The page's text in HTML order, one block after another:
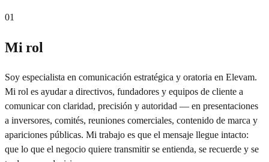
01
Mi rol
Soy especialista en comunicación estratégica y oratoria en Elevam.
Mi rol es ayudar a directivos, fundadores y equipos de cliente a
comunicar con claridad, precisión y autoridad — en presentaciones
a inversores, comités, reuniones comerciales, contenido de marca y
apariciones públicas. Mi trabajo es que el mensaje llegue intacto:
que lo que el negocio quiere transmitir se entienda, se recuerde y se